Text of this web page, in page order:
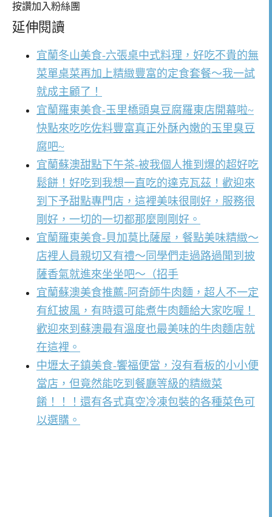
按讚加入粉絲團
延伸閱讀
宜蘭冬山美食-六張桌中式料理，好吃不貴的無
菜單桌菜再加上精緻豐富的定食套餐～我一試
就成主顧了！
宜蘭羅東美食-玉里橋頭臭豆腐羅東店開幕啦~
快點來吃吃佐料豐富真正外酥內嫩的玉里臭豆
腐吧~
宜蘭蘇澳甜點下午茶-被我個人推到爆的超好吃
鬆餅！好吃到我想一直吃的達克瓦茲！歡迎來
到下予甜點專門店，這裡美味很剛好，服務很
剛好，一切的一切都那麼剛剛好。
宜蘭羅東美食-貝加莫比薩屋，餐點美味精緻～
店裡人員親切又有禮～同學們走過路過聞到披
薩香氣就進來坐坐吧～（招手
宜蘭蘇澳美食推薦-阿奇師牛肉麵，超人不一定
有紅披風，有時還可能煮牛肉麵給大家吃喔！
歡迎來到蘇澳最有溫度也最美味的牛肉麵店就
在這裡。
中壢太子鎮美食-饗福便當，沒有看板的小小便
當店，但竟然能吃到餐廳等級的精緻菜
餚！！！還有各式真空冷凍包裝的各種菜色可
以選購。